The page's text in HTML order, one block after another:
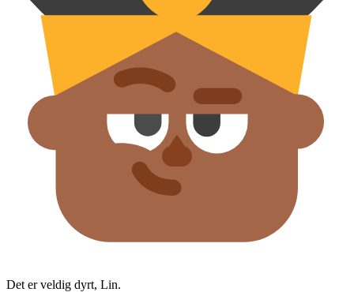
Det er veldig dyrt, Lin.